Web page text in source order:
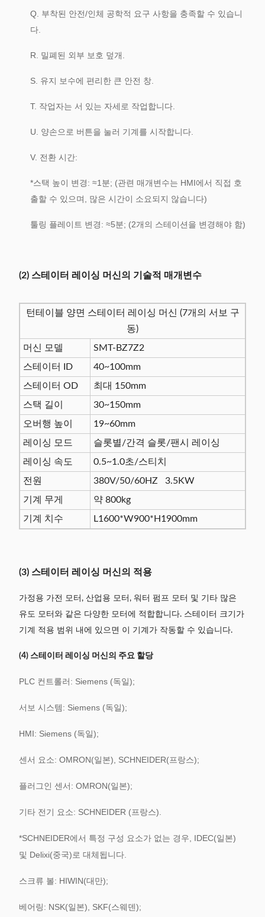
Q. 부착된 안전/인체 공학적 요구 사항을 충족할 수 있습니
다.
R. 밀폐된 외부 보호 덮개.
S. 유지 보수에 편리한 큰 안전 창.
T. 작업자는 서 있는 자세로 작업합니다.
U. 양손으로 버튼을 눌러 기계를 시작합니다.
V. 전환 시간:
*스택 높이 변경: ≈1분; (관련 매개변수는 HMI에서 직접 호
출할 수 있으며, 많은 시간이 소요되지 않습니다)
툴링 플레이트 변경: ≈5분; (2개의 스테이션을 변경해야 함)
(2) 스테이터 레이싱 머신의 기술적 매개변수
턴테이블 양면 스테이터 레이싱 머신 (7개의 서보 구
동)
머신 모델
SMT-BZ7Z2
스테이터 ID
40~100mm
스테이터 OD
최대 150mm
스택 길이
30~150mm
오버행 높이
19~60mm
레이싱 모드
슬롯별/간격 슬롯/팬시 레이싱
레이싱 속도
0.5~1.0초/스티치
전원
380V/50/60HZ 3.5KW
기계 무게
약 800kg
기계 치수
L1600*W900*H1900mm
(3) 스테이터 레이싱 머신의 적용
가정용 가전 모터, 산업용 모터, 워터 펌프 모터 및 기타 많은
유도 모터와 같은 다양한 모터에 적합합니다. 스테이터 크기가
기계 적용 범위 내에 있으면 이 기계가 작동할 수 있습니다.
(4) 스테이터 레이싱 머신의 주요 할당
PLC 컨트롤러: Siemens (독일);
서보 시스템: Siemens (독일);
HMI: Siemens (독일);
센서 요소: OMRON(일본), SCHNEIDER(프랑스);
플러그인 센서: OMRON(일본);
기타 전기 요소: SCHNEIDER (프랑스).
*SCHNEIDER에서 특정 구성 요소가 없는 경우, IDEC(일본)
및 Delixi(중국)로 대체됩니다.
스크류 볼: HIWIN(대만);
베어링: NSK(일본), SKF(스웨덴);